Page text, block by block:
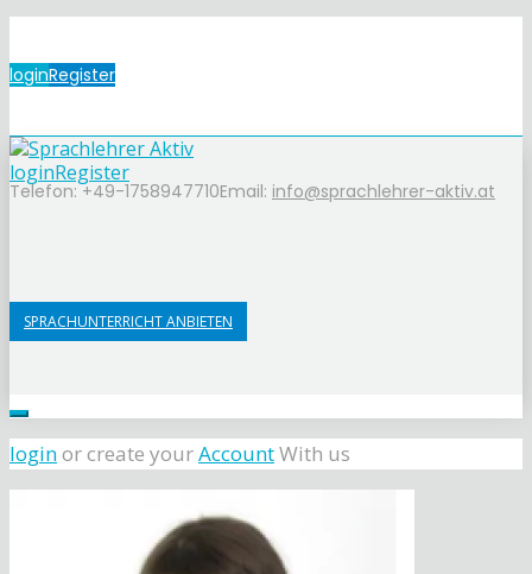
loginRegister
Telefon: +49-1758947710Email: info@sprachlehrer-aktiv.at
loginRegister
SPRACHUNTERRICHT ANBIETEN
loginor create yourAccountWith us